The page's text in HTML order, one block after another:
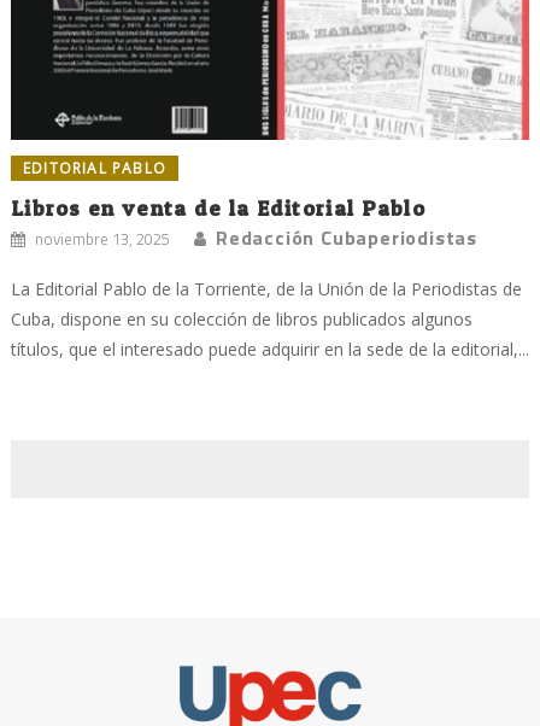
EDITORIAL PABLO
Libros en venta de la Editorial Pablo
noviembre 13, 2025 Redacción Cubaperiodistas
La Editorial Pablo de la Torriente, de la Unión de la Periodistas de
Cuba, dispone en su colección de libros publicados algunos
títulos, que el interesado puede adquirir en la sede de la editorial,...